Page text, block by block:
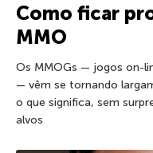
Como ficar
MMO
Os MMOGs — jogos on-
— vêm se tornando
o que significa, sem
alvos